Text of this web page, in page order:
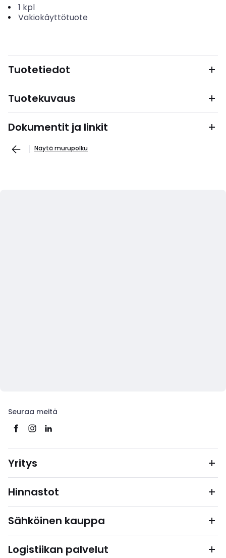
1 kpl
Vakiokäyttötuote
Tuotetiedot
Tuotekuvaus
Dokumentit ja linkit
Näytä murupolku
Seuraa meitä
Yritys
Hinnastot
Sähköinen kauppa
Logistiikan palvelut